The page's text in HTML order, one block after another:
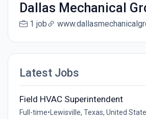
Dallas Mechanical
1 job
Latest Jobs
Field HVAC Superintendent
Full-time• Lewisville, Texas, United